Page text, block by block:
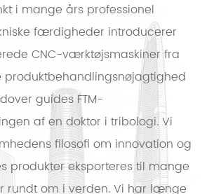
i mange års professionel
færdigheder introducerer
CNC-værktøjsmaskiner fra
produktbehandlingsnøjagtighed
guides FTM-
af ​​en doktor i tribologi. Vi
filosofi om innovation og
produkter eksporteres til mange
rundt om i verden. Vi har længe